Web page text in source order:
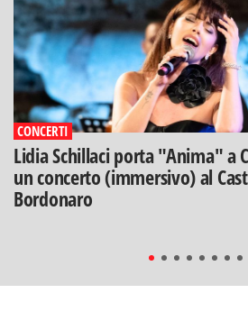
CONCERTI
Lidia Schillaci porta "Anima" a
un concerto (immersivo) al
Bordonaro